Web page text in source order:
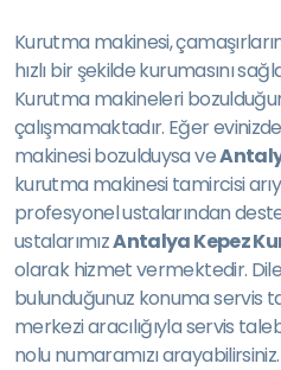
Kurutma makinesi,
hızlı bir şekilde kurumasını
Kurutma makineleri
çalışmamaktadır. Eğer
makinesi bozulduysa ve
kurutma makinesi tamircisi
profesyonel ustalarından
ustalarımızAntalya Kepez
olarak hizmet vermektedir.
bulunduğunuz konuma servis
merkezi aracılığıyla servis
nolu numaramızı arayabilirsiniz.